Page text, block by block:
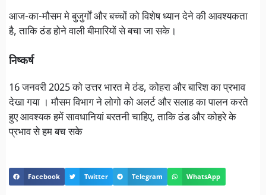
आज-का-मौसम मे बुजुर्गों और बच्चों को विशेष ध्यान देने की आवश्यकता
है, ताकि ठंड होने वाली बीमारियों से बचा जा सके।
निष्कर्ष
16 जनवरी 2025 को उत्तर भारत मे ठंड, कोहरा और बारिश का प्रभाव
देखा गया । मौसम विभाग ने लोगो को अलर्ट और सलाह का पालन करते
हुए आवश्यक हमें सावधानियां बरतनी चाहिए, ताकि ठंड और कोहरे के
प्रभाव से हम बच सके
Facebook Twitter Telegram WhatsApp